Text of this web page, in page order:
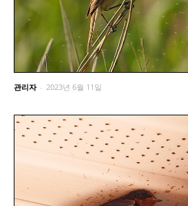
관리자 - 2023년 6월 11일